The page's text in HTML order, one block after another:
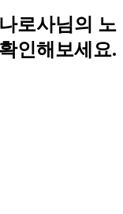
로사님의 노
인해보세요.